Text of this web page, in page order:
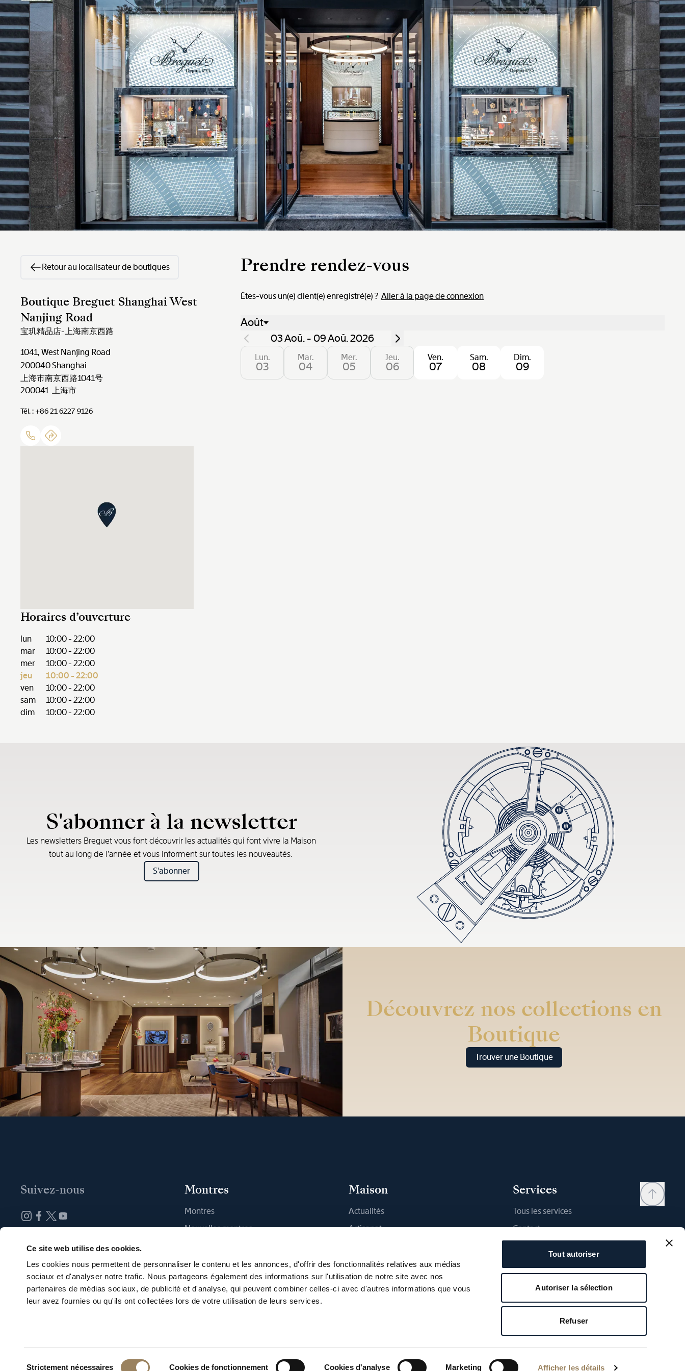
Ce site web utilise des cookies.
Les cookies nous permettent de personnaliser le contenu et les annonces, d'offrir des fonctionnalités relatives aux médias
sociaux et d'analyser notre trafic. Nous partageons également des informations sur l'utilisation de notre site avec nos
partenaires de médias sociaux, de publicité et d'analyse, qui peuvent combiner celles-ci avec d'autres informations que vous
leur avez fournies ou qu'ils ont collectées lors de votre utilisation de leurs services.
Strictement nécessaires Cookies de fonctionnement Cookies d'analyse Marketing Afficher les détails
Tout autoriser
Autoriser la sélection
Refuser
Retour au localisateur de boutiques
Boutique Breguet Shanghai West
Nanjing Road
宝玑精品店-上海南京西路
1041, West Nanjing Road
200040Shanghai
上海市南京西路1041号
200041 上海市
Tél. : +86 21 6227 9126
Horaires d’ouverture
lun
10:00 - 22:00
mar
10:00 - 22:00
mer
10:00 - 22:00
jeu
10:00 - 22:00
ven
10:00 - 22:00
sam
10:00 - 22:00
dim
10:00 - 22:00
Prendre rendez-vous
Êtes-vous un(e) client(e) enregistré(e) ? Aller à la page de connexion
Août
03 Aoû. - 09 Aoû. 2026
Lun.
03
Mar.
04
Mer.
05
Jeu.
06
Ven.
07
Sam.
08
Dim.
09
S'abonner à la newsletter
Les newsletters Breguet vous font découvrir les actualités qui font vivre la Maison
tout au long de l’année et vous informent sur toutes les nouveautés.
S'abonner
Découvrez nos collections en
Boutique
Trouver une Boutique
Suivez-nous Montres
Montres
Nouvelles montres
Maison
Actualités
Artisanat
Durabilité
Carrière
Services
Tous les services
Contact
Français Conditions d'utilisationPolitique de confidentialitéProgramme VDPAccessibilité
Données EnvironnementalesDéclaration sur les Cookies Cookies
Copyright Breguet - 2026